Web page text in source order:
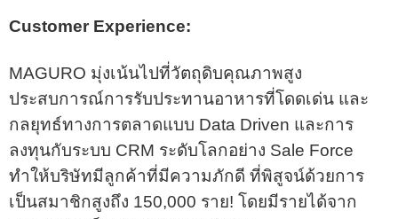
Customer Experience:
MAGURO มุ่งเน้นไปที่วัตถุดิบคุณภาพสูง
ประสบการณ์การรับประทานอาหารที่โดดเด่น และ
กลยุทธ์ทางการตลาดแบบ Data Driven และการ
ลงทุนกับระบบ CRM ระดับโลกอย่าง Sale Force
ทำให้บริษัทมีลูกค้าที่มีความภักดี ที่พิสูจน์ด้วยการ
เป็นสมาชิกสูงถึง 150,000 ราย! โดยมีรายได้จาก